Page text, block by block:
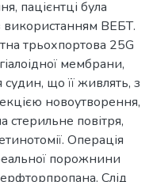
пацієнтці була
ВЕБТ.
трьохпортова 25G
мембрани,
що її живлять, з
новоутворення,
стерильне повітря,
Операція
порожнини
Слід